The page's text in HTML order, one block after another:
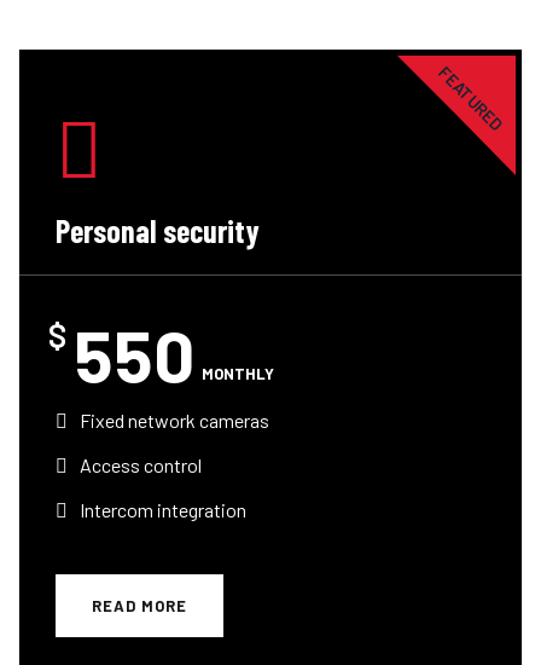
FEATURED
Personal security
550
$
MONTHLY
Fixed network cameras
Access control
Intercom integration
READ MORE